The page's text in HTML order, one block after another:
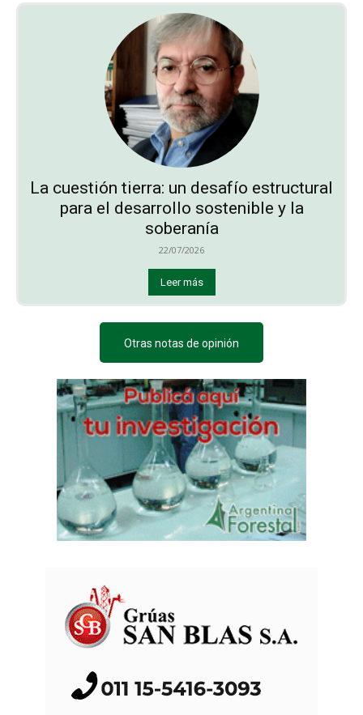
La cuestión tierra: un desafío estructural
para el desarrollo sostenible y la
soberanía
22/07/2026
Leer más
Otras notas de opinión